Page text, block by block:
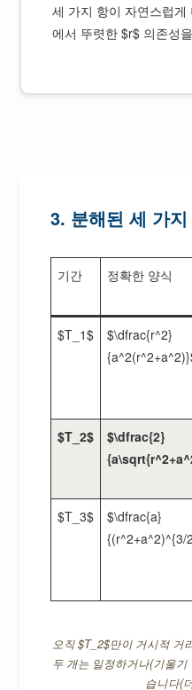
세 가지 항이 자연스럽
에서 뚜렷한 $r$ 의존성
3. 분해된 세 가지
기간 정확한 양식
$T_1$
$\dfrac{r^2}
$T_2$
$\dfrac{2}
$T_3$
$\dfrac{a}
{(r^2+a^2)^{3/
오직 $T_2$만이 거시적 거
두 개는 일정하거나(기울
습니다(